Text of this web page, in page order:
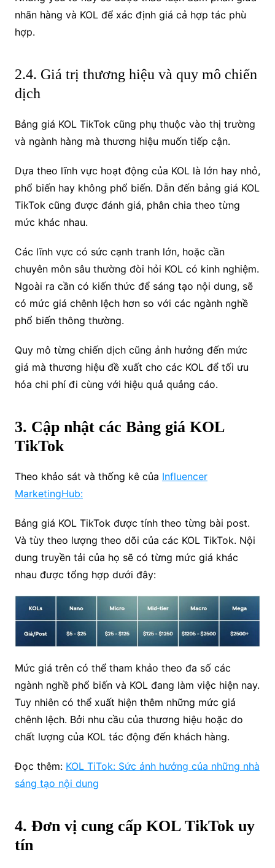
nhãn hàng và KOL để xác định giá cả hợp tác phù
hợp.
2.4. Giá trị thương hiệu và quy mô chiến
dịch
Bảng giá KOL TikTok cũng phụ thuộc vào thị trường
và ngành hàng mà thương hiệu muốn tiếp cận.
Dựa theo lĩnh vực hoạt động của KOL là lớn hay nhỏ,
phổ biến hay không phổ biến. Dẫn đến bảng giá KOL
TikTok cũng được đánh giá, phân chia theo từng
mức khác nhau.
Các lĩnh vực có sức cạnh tranh lớn, hoặc cần
chuyên môn sâu thường đòi hỏi KOL có kinh nghiệm.
Ngoài ra cần có kiến thức để sáng tạo nội dung, sẽ
có mức giá chênh lệch hơn so với các ngành nghề
phổ biến thông thường.
Quy mô từng chiến dịch cũng ảnh hưởng đến mức
giá mà thương hiệu đề xuất cho các KOL để tối ưu
hóa chi phí đi cùng với hiệu quả quảng cáo.
3. Cập nhật các Bảng giá KOL
TikTok
Theo khảo sát và thống kê của Influencer
MarketingHub:
Bảng giá KOL TikTok được tính theo từng bài post.
Và tùy theo lượng theo dõi của các KOL TikTok. Nội
dung truyền tải của họ sẽ có từng mức giá khác
nhau được tổng hợp dưới đây:
Mức giá trên có thể tham khảo theo đa số các
ngành nghề phổ biến và KOL đang làm việc hiện nay.
Tuy nhiên có thể xuất hiện thêm những mức giá
chênh lệch. Bởi nhu cầu của thương hiệu hoặc do
chất lượng của KOL tác động đến khách hàng.
Đọc thêm: KOL TiTok: Sức ảnh hưởng của những nhà
sáng tạo nội dung
4. Đơn vị cung cấp KOL TikTok uy
tín